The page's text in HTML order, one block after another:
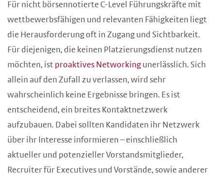
Für nicht börsennotierte C-Level Führungskräfte mit
wettbewerbsfähigen und relevanten Fähigkeiten liegt
die Herausforderung oft in Zugang und Sichtbarkeit.
Für diejenigen, die keinen Platzierungsdienst nutzen
möchten, ist proaktives Networking unerlässlich. Sich
allein auf den Zufall zu verlassen, wird sehr
wahrscheinlich keine Ergebnisse bringen. Es ist
entscheidend, ein breites Kontaktnetzwerk
aufzubauen. Dabei sollten Kandidaten ihr Netzwerk
über ihr Interesse informieren – einschließlich
aktueller und potenzieller Vorstandsmitglieder,
Recruiter für Executives und Vorstände, sowie anderer